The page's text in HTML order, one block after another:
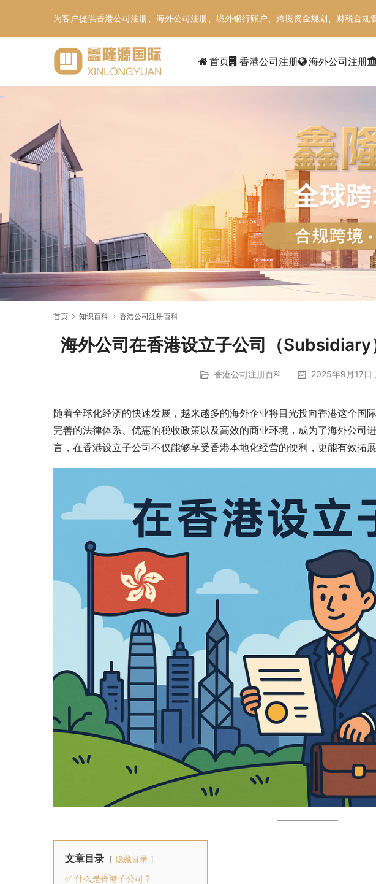
为客户提供香港公司注册、海外公司注册、境外银行账户、跨境资金规划、财税合规
首页 香港公司注册 海外公司注册
首页 知识百科 香港公司注册百科
海外公司在香港设立子公司（
香港公司注册百科 2025年9月17日
随着全球化经济的快速发展，越来越多的海外企业将目光投向香港这个国
完善的法律体系、优惠的税收政策以及高效的商业环境，成为了海外公司
言，在香港设立子公司不仅能够享受香港本地化经营的便利，更能有效拓
文章目录 隐藏目录
✅ 什么是香港子公司？